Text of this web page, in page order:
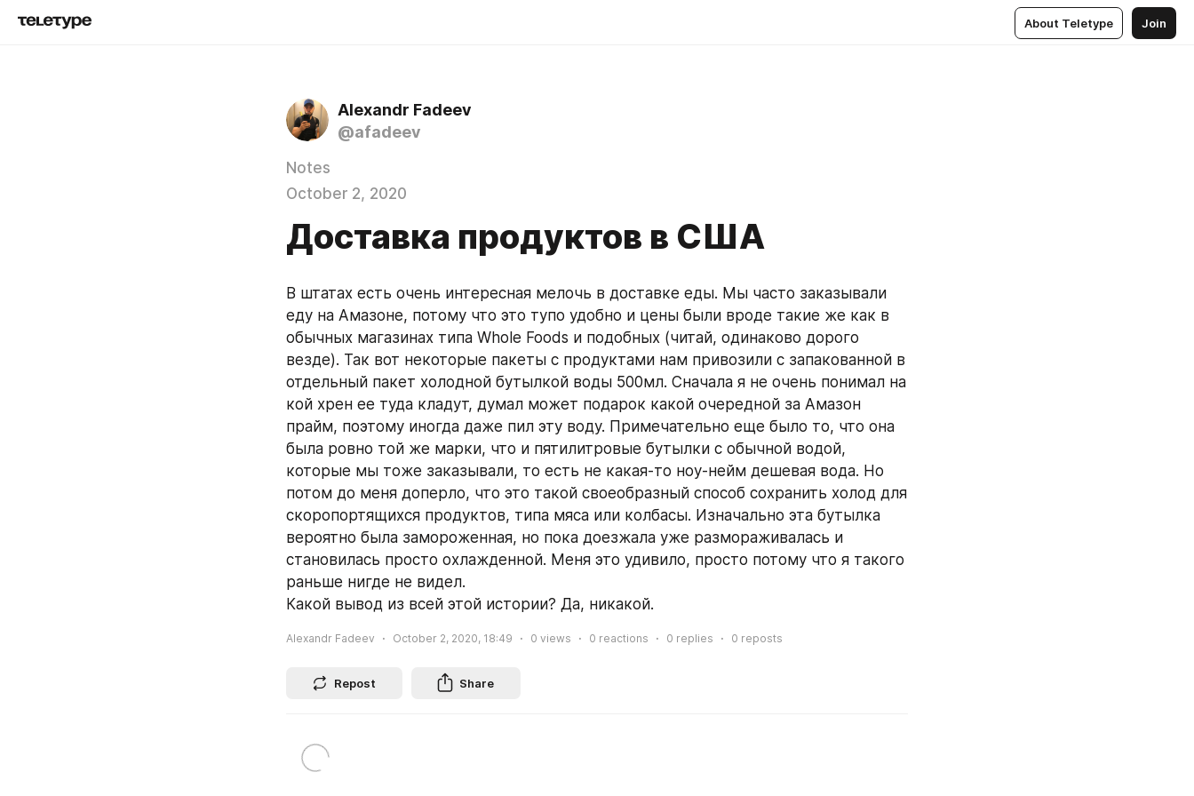
About Teletype Join
Alexandr Fadeev
@afadeev
Notes
October 2, 2020
Доставка продуктов в США
В штатах есть очень интересная мелочь в доставке еды. Мы часто заказывали
еду на Амазоне, потому что это тупо удобно и цены были вроде такие же как в
обычных магазинах типа Whole Foods и подобных (читай, одинаково дорого
везде). Так вот некоторые пакеты с продуктами нам привозили с запакованной в
отдельный пакет холодной бутылкой воды 500мл. Сначала я не очень понимал на
кой хрен ее туда кладут, думал может подарок какой очередной за Амазон
прайм, поэтому иногда даже пил эту воду. Примечательно еще было то, что она
была ровно той же марки, что и пятилитровые бутылки с обычной водой,
которые мы тоже заказывали, то есть не какая-то ноу-нейм дешевая вода. Но
потом до меня доперло, что это такой своеобразный способ сохранить холод для
скоропортящихся продуктов, типа мяса или колбасы. Изначально эта бутылка
вероятно была замороженная, но пока доезжала уже размораживалась и
становилась просто охлажденной. Меня это удивило, просто потому что я такого
раньше нигде не видел.
Какой вывод из всей этой истории? Да, никакой.
Alexandr Fadeev October 2, 2020, 18:49 0 views 0 reactions 0 replies 0 reposts
Repost Share